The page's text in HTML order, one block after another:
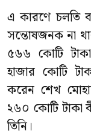
এ কারণে চলতি
সন্তোষজনক না
৫৬৬ কোটি
হাজার কোটি
করেন শেখ
২৬০ কোটি টাকা
তিনি।